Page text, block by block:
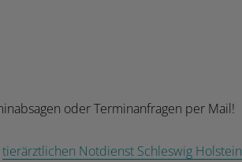
oder Terminanfragen per Mail!
tierärztlichen Notdienst Schleswig Holstein